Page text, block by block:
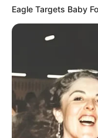
Eagle Targets Baby